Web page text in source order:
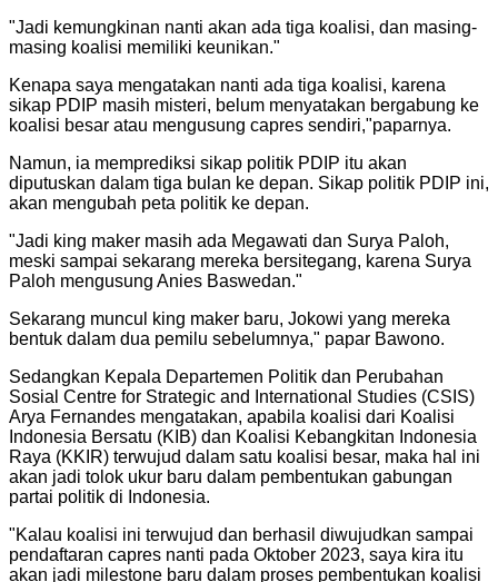
"Jadi kemungkinan nanti akan ada tiga koalisi, dan masing-
masing koalisi memiliki keunikan."
Kenapa saya mengatakan nanti ada tiga koalisi, karena
sikap PDIP masih misteri, belum menyatakan bergabung ke
koalisi besar atau mengusung capres sendiri,"paparnya.
Namun, ia memprediksi sikap politik PDIP itu akan
diputuskan dalam tiga bulan ke depan. Sikap politik PDIP ini,
akan mengubah peta politik ke depan.
"Jadi king maker masih ada Megawati dan Surya Paloh,
meski sampai sekarang mereka bersitegang, karena Surya
Paloh mengusung Anies Baswedan."
Sekarang muncul king maker baru, Jokowi yang mereka
bentuk dalam dua pemilu sebelumnya," papar Bawono.
Sedangkan Kepala Departemen Politik dan Perubahan
Sosial Centre for Strategic and International Studies (CSIS)
Arya Fernandes mengatakan, apabila koalisi dari Koalisi
Indonesia Bersatu (KIB) dan Koalisi Kebangkitan Indonesia
Raya (KKIR) terwujud dalam satu koalisi besar, maka hal ini
akan jadi tolok ukur baru dalam pembentukan gabungan
partai politik di Indonesia.
"Kalau koalisi ini terwujud dan berhasil diwujudkan sampai
pendaftaran capres nanti pada Oktober 2023, saya kira itu
akan jadi milestone baru dalam proses pembentukan koalisi